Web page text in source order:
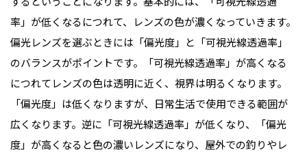
率」が低くなるにつれて、レンズの色が濃くなっていきます。
偏光レンズを選ぶときには「偏光度」と「可視光線透過率」
のバランスがポイントです。「可視光線透過率」が高くなる
につれてレンズの色は透明に近く、視界は明るくなります。
「偏光度」は低くなりますが、日常生活で使用できる範囲が
広くなります。逆に「可視光線透過率」が低くなり、「偏光
度」が高くなると色の濃いレンズになり、屋外での釣りやレ